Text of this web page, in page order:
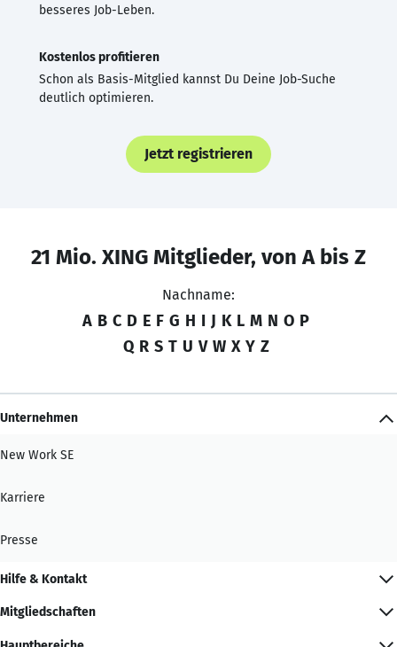
besseres Job-Leben.
Kostenlos profitieren
Schon als Basis-Mitglied kannst Du Deine Job-Suche
deutlich optimieren.
Jetzt registrieren
21 Mio. XING Mitglieder, von A bis Z
Nachname:
A B C D E F G H I J K L M N O P
Q R S T U V W X Y Z
Unternehmen
New Work SE
Karriere
Presse
Hilfe & Kontakt
Mitgliedschaften